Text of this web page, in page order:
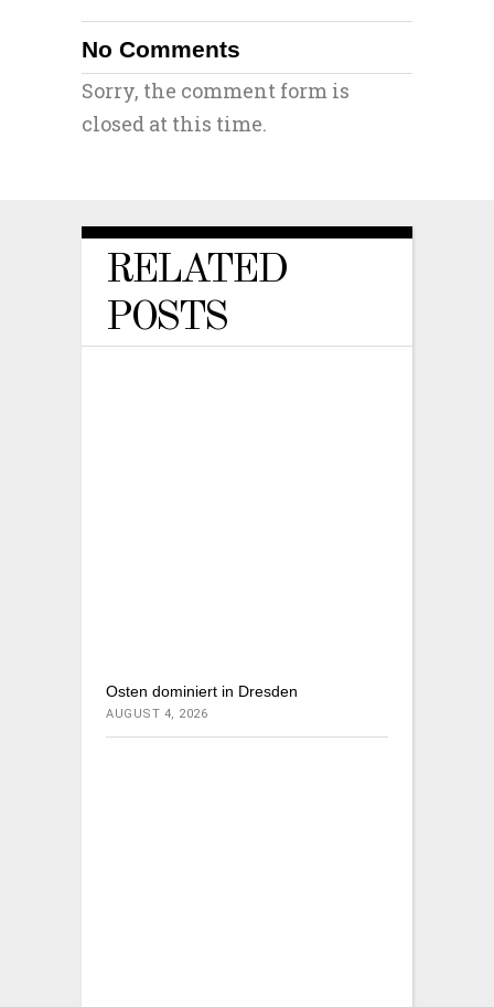
No Comments
Sorry, the comment form is
closed at this time.
RELATED
POSTS
Osten dominiert in Dresden
AUGUST 4, 2026